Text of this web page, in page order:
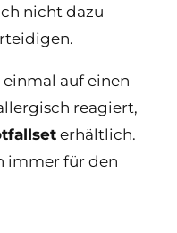
nicht dazu
auf einen
reagiert,
erhältlich.
immer für den